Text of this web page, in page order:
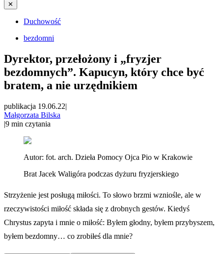
✕
Duchowość
bezdomni
Dyrektor, przełożony i „fryzjer
bezdomnych”. Kapucyn, który chce być
bratem, a nie urzędnikiem
publikacja 19.06.22|
Małgorzata Bilska
|9 min czytania
Autor: fot. arch. Dzieła Pomocy Ojca Pio w Krakowie
Brat Jacek Waligóra podczas dyżuru fryzjerskiego
Strzyżenie jest posługą miłości. To słowo brzmi wzniośle, ale w
rzeczywistości miłość składa się z drobnych gestów. Kiedyś
Chrystus zapyta i mnie o miłość: Byłem głodny, byłem przybyszem,
byłem bezdomny… co zrobiłeś dla mnie?